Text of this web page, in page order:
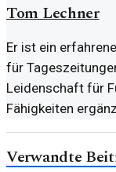
Tom Lechner
Er ist ein
für
Leidenschaft für
Fähigkeiten
Verwandte